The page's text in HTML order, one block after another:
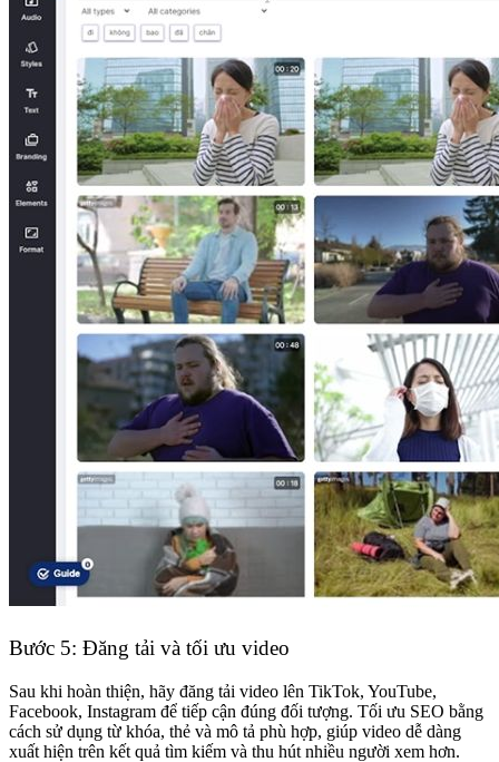
Bước 5: Đăng tải và tối ưu video
Sau khi hoàn thiện, hãy đăng tải video lên TikTok, YouTube,
Facebook, Instagram để tiếp cận đúng đối tượng. Tối ưu SEO bằng
cách sử dụng từ khóa, thẻ và mô tả phù hợp, giúp video dễ dàng
xuất hiện trên kết quả tìm kiếm và thu hút nhiều người xem hơn.